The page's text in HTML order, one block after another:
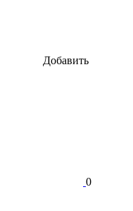
Добавить
0